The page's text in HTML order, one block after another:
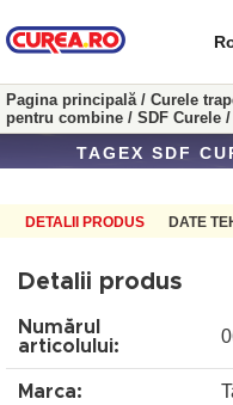
Pagina principală/ Curele
pentru combine / SDF Curele /
TAGEX SDF
DETALII PRODUS DATE
Detalii produs
Numărul
articolului:
Marca: